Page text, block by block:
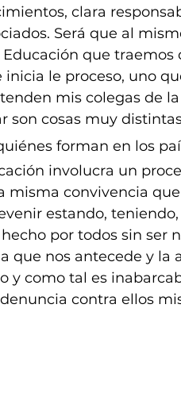
clara
Será que al
que traemos
inicia le proceso, uno
mis colegas de
son cosas muy
forman en los
involucra un
misma convivencia
estando,
por todos sin ser
que nos antecede y
y como tal es
contra ellos